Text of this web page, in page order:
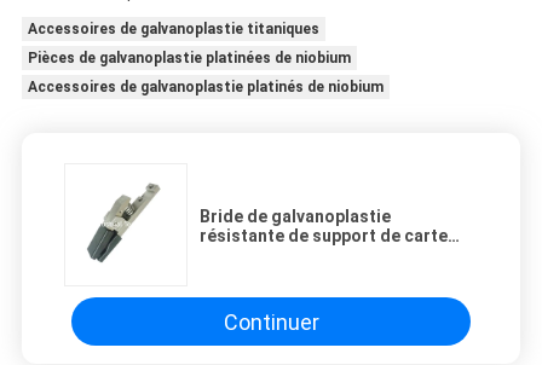
Accessoires de galvanoplastie titaniques
Pièces de galvanoplastie platinées de niobium
Accessoires de galvanoplastie platinés de niobium
Bride de galvanoplastie
résistante de support de carte
Continuer